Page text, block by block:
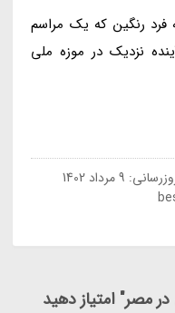
فرد رنگین که یک مراسم
نزدیک در موزه ملی
9 مرداد 1402
مصر" امتیاز دهید